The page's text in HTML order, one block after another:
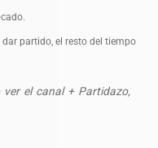
partido, el resto del tiempo
el canal + Partidazo,